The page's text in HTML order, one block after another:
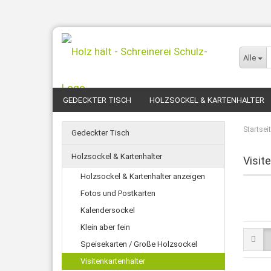
Alle
GEDECKTER TISCH HOLZSOCKEL & KARTENHALTER
Gedeckter Tisch
Holzsockel & Kartenhalter
Holzsockel & Kartenhalter anzeigen
Fotos und Postkarten
Kalendersockel
Klein aber fein
Speisekarten / Große Holzsockel
Visitenkartenhalter